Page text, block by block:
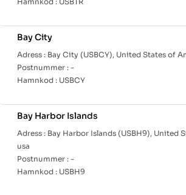
Bay City
Adress : Bay City (USBCY), United States of
Postnummer : -
Hamnkod : USBCY
Bay Harbor Islands
Adress : Bay Harbor Islands (USBH9), United
usa
Postnummer : -
Hamnkod : USBH9